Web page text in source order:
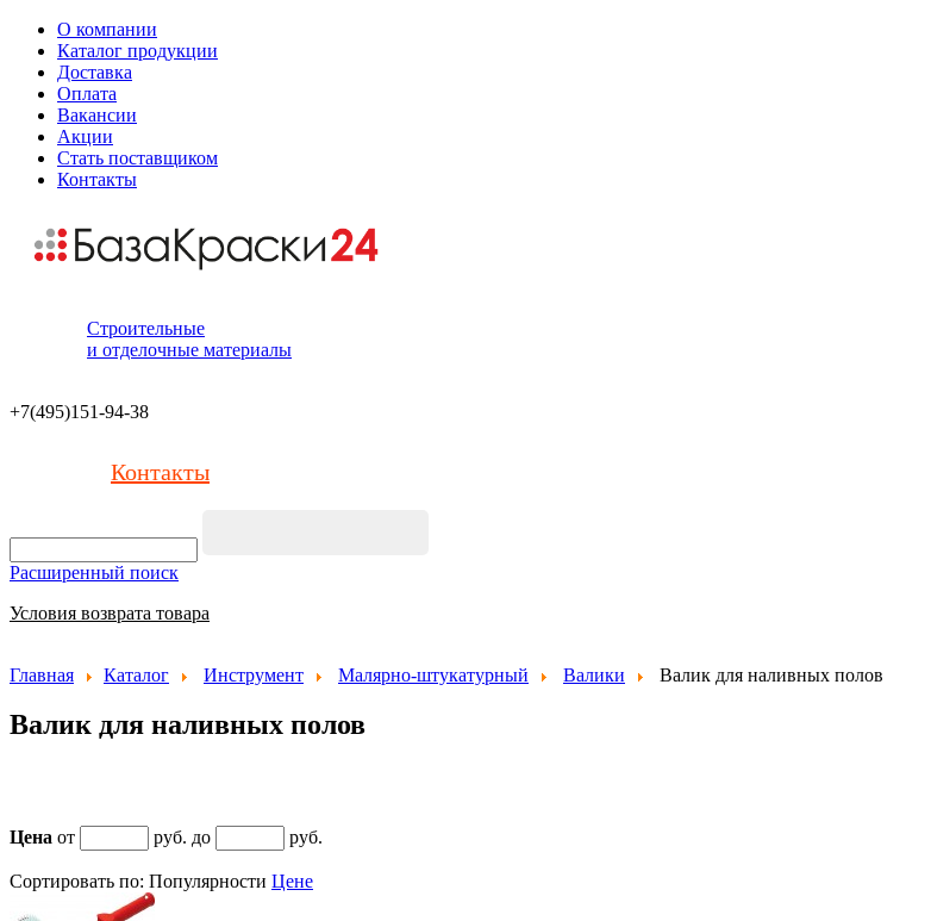
О компании
Каталог продукции
Доставка
Оплата
Вакансии
Акции
Стать поставщиком
Контакты
Строительные
и отделочные материалы
+7(495)151-94-38
Контакты
Расширенный поиск
Условия возврата товара
Главная Каталог Инструмент Малярно-штукатурный Валики Валик для наливных полов
Валик для наливных полов
Цена от руб. до руб.
Сортировать по: Популярности Цене